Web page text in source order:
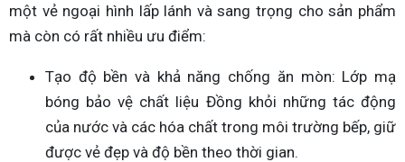
một vẻ ngoại hình lấp lánh và sang trọng cho sản phẩm
mà còn có rất nhiều ưu điểm:
Tạo độ bền và khả năng chống ăn mòn: Lớp mạ
bóng bảo vệ chất liệu Đồng khỏi những tác động
của nước và các hóa chất trong môi trường bếp, giữ
được vẻ đẹp và độ bền theo thời gian.